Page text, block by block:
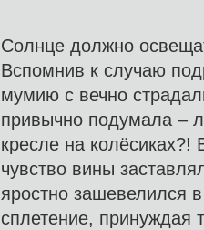
Солнце должно
Вспомнив к случаю
мумию с вечно
привычно подумала –
кресле на
чувство вины
яростно зашевелился
сплетение, принуждая